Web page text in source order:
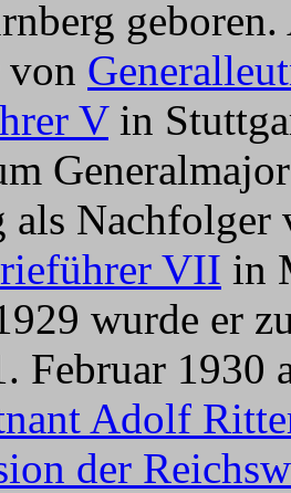
Vin
als
VII in
wurde er
Februar 1930
Adolf
der